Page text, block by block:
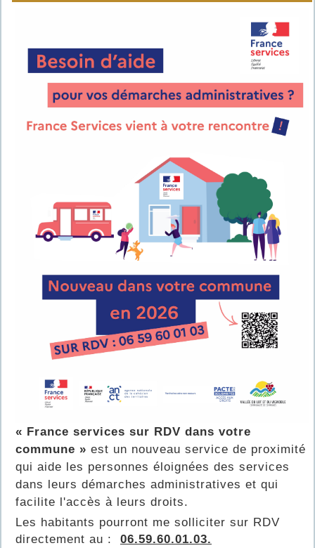
« France services sur RDV dans votre
commune » est un nouveau service de proximité
qui aide les personnes éloignées des services
dans leurs démarches administratives et qui
facilite l'accès à leurs droits.
Les habitants pourront me solliciter sur RDV
directement au : 06.59.60.01.03.